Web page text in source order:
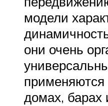
модели
они очень
применяются
домах, барах